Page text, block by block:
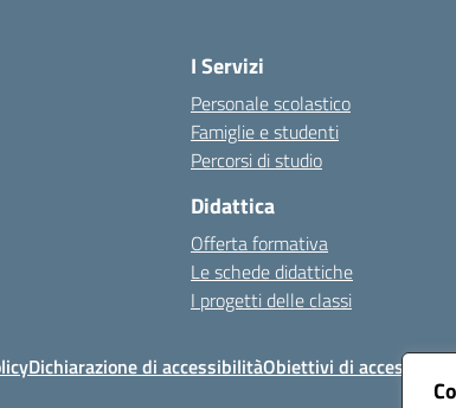
I Servizi
Personale scolastico
Famiglie e studenti
Percorsi di studio
Didattica
Offerta formativa
Le schede didattiche
I progetti delle classi
Dichiarazione di accessibilitàObiettivi di accessibilità